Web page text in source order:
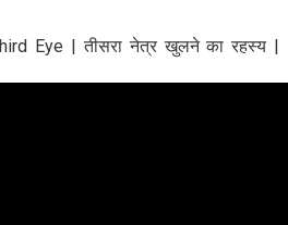
Eye | तीसरा नेत्र खुलने का रहस्य |